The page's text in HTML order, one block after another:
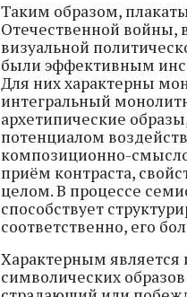
Таким образом,
Отечественной
визуальной
были эффективным
Для них характерны
интегральный
архетипические
потенциалом
композиционно-
приём контраста,
целом. В процессе
способствует
соответственно, его
Характерным является
символических